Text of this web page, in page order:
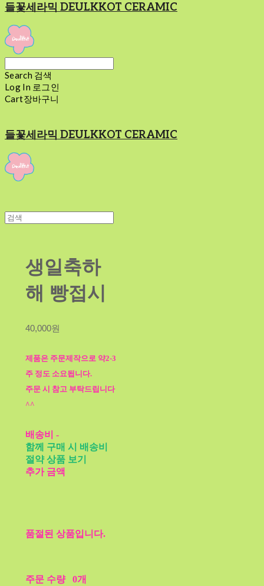
들꽃세라믹 DEULKKOT CERAMIC
Search 검색
Log In 로그인
Cart장바구니
들꽃세라믹 DEULKKOT CERAMIC
생일축하
해 빵접시
40,000원
제품은 주문제작으로 약2-3
주 정도 소요됩니다.
주문 시 참고 부탁드립니다
^^
배송비 -
함께 구매 시 배송비
절약 상품 보기
추가 금액
품절된 상품입니다.
주문 수량
0개